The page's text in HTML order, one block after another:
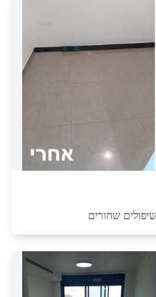
שחורים